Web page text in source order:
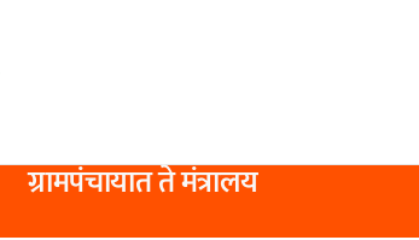
ग्रामपंचायात ते मंत्रालय